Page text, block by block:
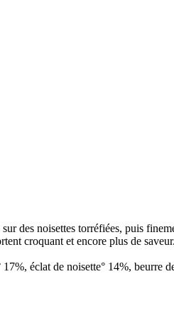
des noisettes torréfiées, puis
croquant et encore plus de saveur.
éclat de noisette° 14%,